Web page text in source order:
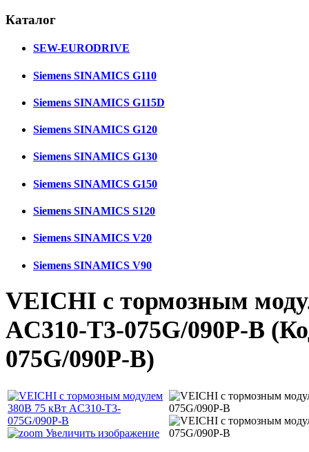
Каталог
SEW-EURODRIVE
Siemens SINAMICS G110
Siemens SINAMICS G115D
Siemens SINAMICS G120
Siemens SINAMICS G130
Siemens SINAMICS G150
Siemens SINAMICS S120
Siemens SINAMICS V20
Siemens SINAMICS V90
VEICHI с тормозным
AC310-T3-075G/090P-B
075G/090P-B)
Увеличить изображение